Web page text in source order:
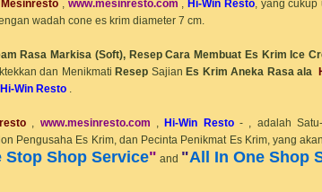
www.mesinresto.com ,Hi-Win Resto, yang cukup
wadah cone es krim diameter 7 cm.
Rasa Markisa (Soft), Resep Cara Membuat Es Krim Ice
dan MenikmatiResep SajianEs Krim Aneka Rasa ala
Hi-Win Resto.
, www.mesinresto.com ,Hi-Win Resto- , adalah Satu-
Pengusaha Es Krim, dan Pecinta Penikmat Es Krim, yang
Stop Shop Service" and "All In One Shop